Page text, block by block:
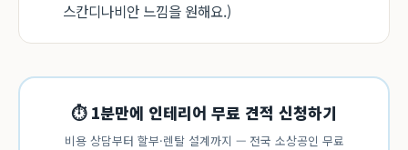
스칸디나비안 느낌을 원해요.)
⏱ 1분만에 인테리어 무료 견적 신청하기
비용 상담부터 할부·렌탈 설계까지 — 전국 소상공인 무료